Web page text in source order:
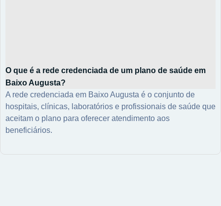
O que é a rede credenciada de um plano de saúde em
Baixo Augusta?
A rede credenciada em Baixo Augusta é o conjunto de
hospitais, clínicas, laboratórios e profissionais de saúde que
aceitam o plano para oferecer atendimento aos
beneficiários.